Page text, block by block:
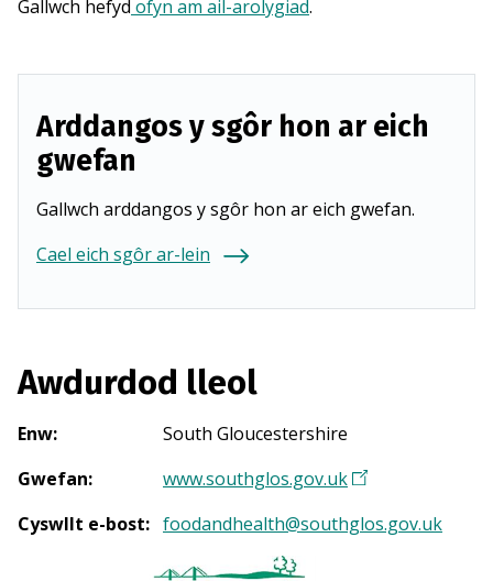
Gallwch hefyd ofyn am ail-arolygiad.
Arddangos y sgôr hon ar eich
gwefan
Gallwch arddangos y sgôr hon ar eich gwefan.
Cael eich sgôr ar-lein
Awdurdod lleol
Enw:
South Gloucestershire
Gwefan: www.southglos.gov.uk(
n
Cyswllt e-bost: foodandhealth@southglos.gov.uk